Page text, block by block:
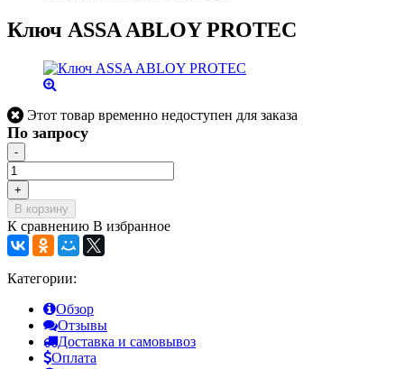
Ключ ASSA ABLOY PROTEC
Этот товар временно недоступен для заказа
По запросу
-
+
В корзину
К сравнению В избранное
Категории:
Обзор
Отзывы
Доставка и самовывоз
Оплата